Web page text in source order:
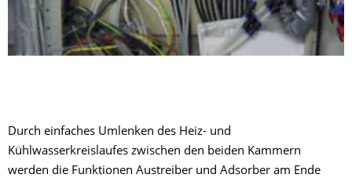
Durch einfaches Umlenken des Heiz- und
Kühlwasserkreislaufes zwischen den beiden Kammern
werden die Funktionen Austreiber und Adsorber am Ende